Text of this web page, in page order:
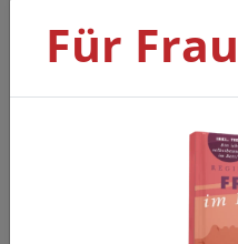
Geben Sie hier Ihr(e)
Sex und
Die eingereichten Fragen
Die Anmeldung zum
Für